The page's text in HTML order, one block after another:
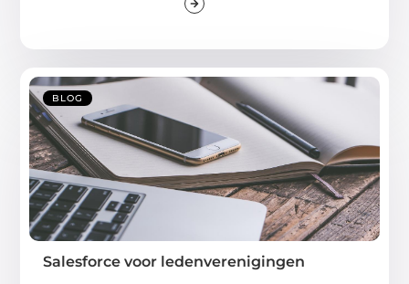
BLOG
Salesforce voor ledenverenigingen